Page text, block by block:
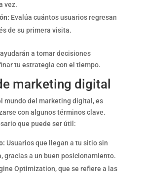
vez.
Evalúa cuántos usuarios regresan
de su primera visita.
a tomar decisiones
tu estrategia con el tiempo.
marketing digital
mundo del marketing digital, es
con algunos términos clave.
que puede ser útil:
Usuarios que llegan a tu sitio sin
gracias a un buen posicionamiento.
Optimization, que se refiere a las